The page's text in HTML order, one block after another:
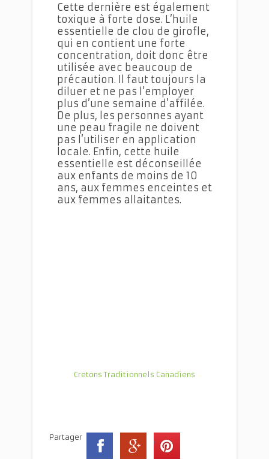
Cette dernière est également
toxique à forte dose. L’huile
essentielle de clou de girofle,
qui en contient une forte
concentration, doit donc être
utilisée avec beaucoup de
précaution. Il faut toujours la
diluer et ne pas l'employer
plus d’une semaine d’affilée.
De plus, les personnes ayant
une peau fragile ne doivent
pas l’utiliser en application
locale. Enfin, cette huile
essentielle est déconseillée
aux enfants de moins de 10
ans, aux femmes enceintes et
aux femmes allaitantes.
Cretons Traditionnels Canadiens
Partager